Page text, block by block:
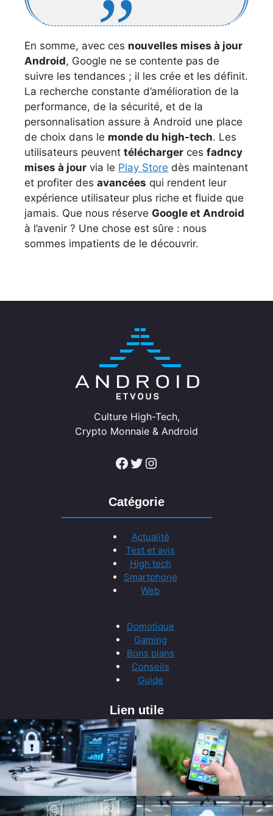
En somme, avec ces nouvelles mises à jour
Android, Google ne se contente pas de
suivre les tendances ; il les crée et les définit.
La recherche constante d’amélioration de la
performance, de la sécurité, et de la
personnalisation assure à Android une place
de choix dans le monde du high-tech. Les
utilisateurs peuvent télécharger ces fadncy
mises à jour via le Play Store dès maintenant
et profiter des avancées qui rendent leur
expérience utilisateur plus riche et fluide que
jamais. Que nous réserve Google et Android
à l’avenir ? Une chose est sûre : nous
sommes impatients de le découvrir.
Culture High-Tech,
Crypto Monnaie & Android
Facebook Twitter Instagram
Catégorie
Actualité
Test et avis
High tech
Smartphone
Web
Domotique
Gaming
Bons plans
Conseils
Guide
Lien utile